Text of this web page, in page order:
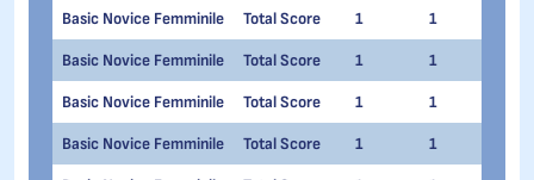
Basic Novice Femminile Total Score 1 1
Basic Novice Femminile Total Score 1 1
Basic Novice Femminile Total Score 1 1
Basic Novice Femminile Total Score 1 1